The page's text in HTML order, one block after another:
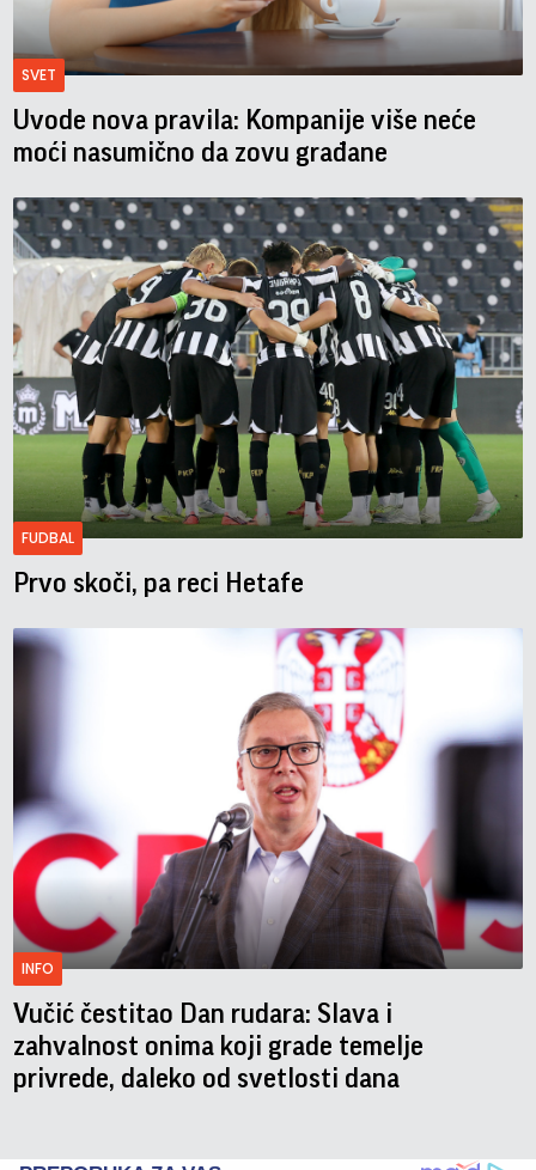
SVET
Uvode nova pravila: Kompanije više neće
moći nasumično da zovu građane
FUDBAL
Prvo skoči, pa reci Hetafe
INFO
Vučić čestitao Dan rudara: Slava i
zahvalnost onima koji grade temelje
privrede, daleko od svetlosti dana